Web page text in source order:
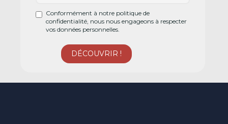
Conformément à notre politique de
confidentialité, nous nous engageons à respecter
vos données personnelles.